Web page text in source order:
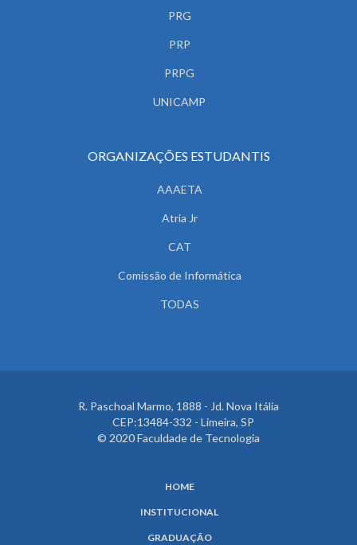
PRG
PRP
PRPG
UNICAMP
ORGANIZAÇÕES ESTUDANTIS
AAAETA
Atria Jr
CAT
Comissão de Informática
TODAS
R. Paschoal Marmo, 1888 - Jd. Nova Itália
CEP:13484-332 - Limeira, SP
© 2020 Faculdade de Tecnologia
HOME
INSTITUCIONAL
GRADUAÇÃO